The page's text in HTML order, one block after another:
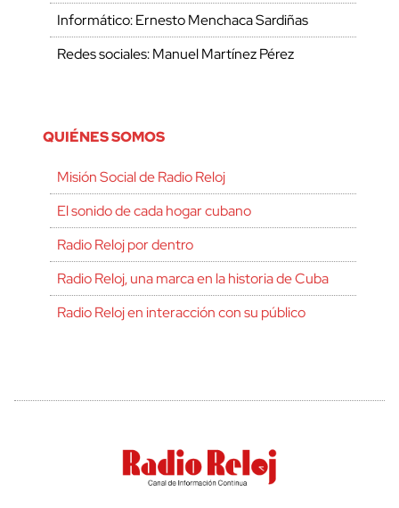
Informático: Ernesto Menchaca Sardiñas
Redes sociales: Manuel Martínez Pérez
QUIÉNES SOMOS
Misión Social de Radio Reloj
El sonido de cada hogar cubano
Radio Reloj por dentro
Radio Reloj, una marca en la historia de Cuba
Radio Reloj en interacción con su público